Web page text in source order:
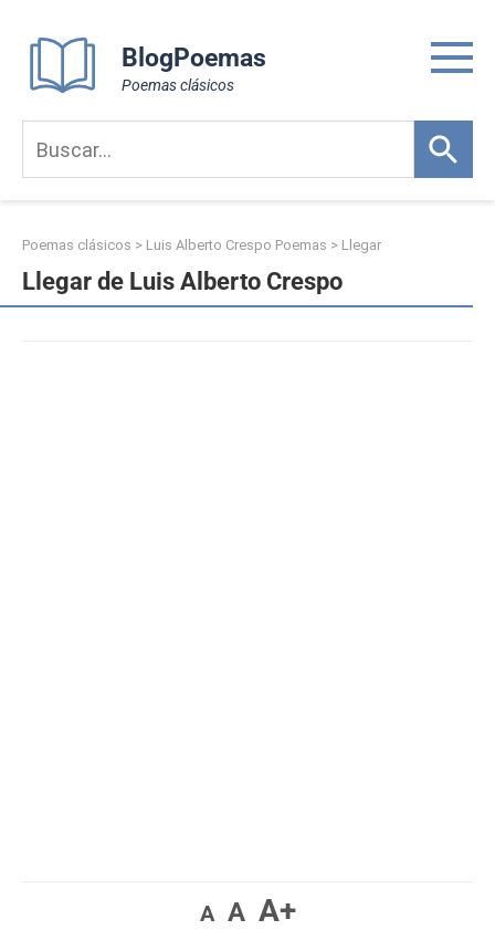
content
BlogPoemas
Poemas clásicos
Poemas clásicos > Luis Alberto Crespo Poemas > Llegar
Llegar de Luis Alberto Crespo
A A A+